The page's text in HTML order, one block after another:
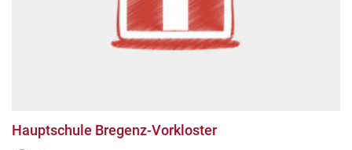
Hauptschule Bregenz-Vorkloster